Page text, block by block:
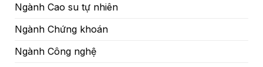
Ngành Cao su tự nhiên
Ngành Chứng khoán
Ngành Công nghệ